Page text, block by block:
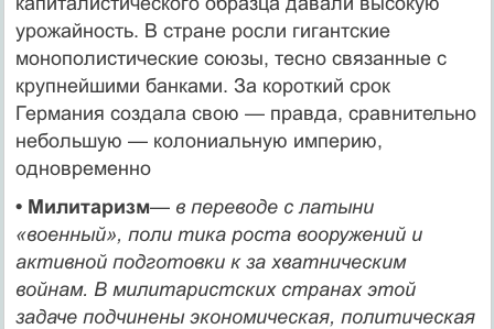
урожайность. В стра­не росли гигантские
монополистические союзы, тесно связанные с
крупнейшими банками. За короткий срок
Германия создала свою — правда, сравнительно
не­большую — колониальную империю,
одновременно
• Милитаризм— в переводе с латыни
«военный», поли тика роста вооружений и
активной подготовки к за хватническим
войнам. В милитаристских странах этой
задаче подчинены экономическая, политическая